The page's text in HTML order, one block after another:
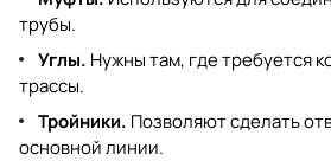
трубы.
Углы. Нужны там, где требуется
трассы.
Тройники. Позволяют сделать
основной линии.